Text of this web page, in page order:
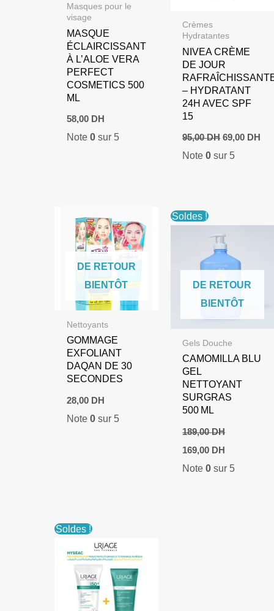
Masques pour le
visage
MASQUE
ÉCLAIRCISSANT
À L’ALOE VERA
PERFECT
COSMETICS 500
ML
58,00 DH
Note 0sur 5
Crèmes
Hydratantes
NIVEA CRÈME
DE JOUR
– HYDRATANT
24H AVEC SPF
15
95,00DH Le
prix
initial
69,00 DH
Note0 sur 5
DE RETOUR
BIENTÔT
Nettoyants
GOMMAGE
EXFOLIANT
DAQAN DE 30
SECONDES
28,00 DH
Note 0sur 5
Soldes !
DE RETOUR
BIENTÔT
Gels Douche
CAMOMILLA BLU
GEL
NETTOYANT
SURGRAS
500 ML
189,00DH
Le
prix
initial
169,00 DH
actuel
Note0 sur 5
Soldes !